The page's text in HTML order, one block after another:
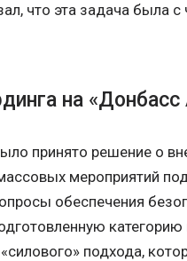
что эта задача была с
на «Донбасс
принято решение о
мероприятий
обеспечения
подхода,